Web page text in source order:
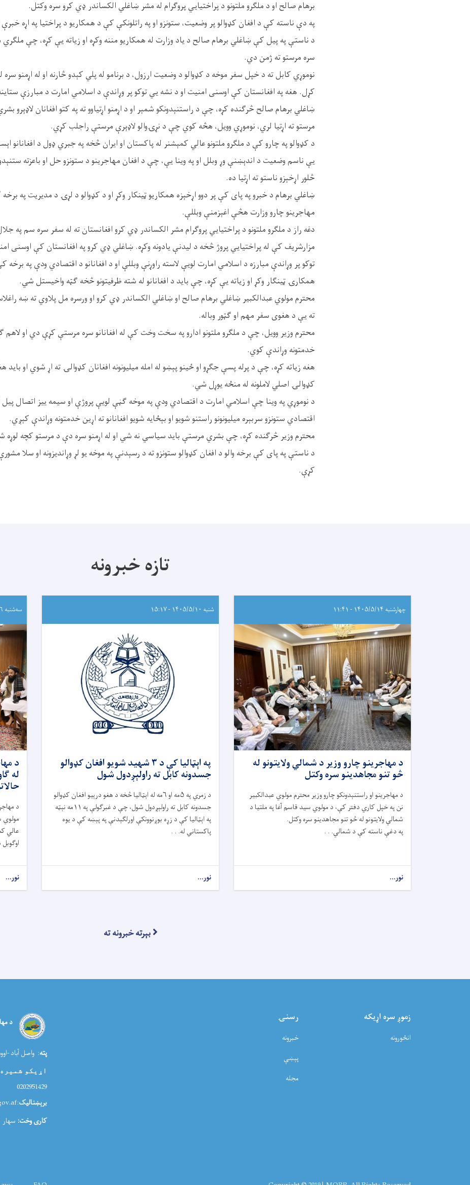
برهام صالح او د ملګرو ملتونو د پراختیايي پروګرام له مشر ښاغلي الکساندر ډي کرو سره وکتل.
په دې ناسته کې د افغان کډوالو پر وضعیت، ستونزو او په راتلونکې کې د همکاریو د پراختیا په اړه
د ناستې په پیل کې ښاغلي برهام صالح د یاد وزارت له همکاریو مننه وکړه او زیاته یې کړه، چې ملګري
سره مرستو ته ژمن دي.
نوموړي کابل ته د خپل سفر موخه د کډوالو د وضعیت ارزول، د برنامو له پلي کېدو څارنه او له اړمنو
کړل. هغه په افغانستان کې اوسنی امنیت او د نشه یي توکو پر وړاندې د اسلامي امارت د مبارزې
ښاغلي برهام صالح څرګنده کړه، چې د راستنېدونکو شمېر او د اړمنو اړتیاوو ته په کتو افغانان لاډېرو
مرستو ته اړتیا لري، نوموړي وویل، هڅه کوي چې د نړۍوالو لاډېرې مرستې راجلب کړي.
د کډوالو په چارو کې د ملګرو ملتونو عالي کمېشنر له پاکستان او ایران څخه په جبري ډول د افغانانو
یې ناسم وضعیت د اندېښنې وړ وبلل او په وینا یې، چې د افغان مهاجرینو د ستونزو حل او باعزته
څلور اړخېزو ناستو ته اړتیا ده.
ښاغلي برهام د خبرو په پای کې پر دوو اړخېزه همکاریو ټینکار وکړ او د کډوالو د لړۍ د مدیریت په
مهاجرینو چارو وزارت هڅې اغېزمنې وبللې.
دغه راز د ملګرو ملتونو د پراختیايي پروګرام مشر الکساندر ډي کرو افغانستان ته له سفر سره سم په
مزارشریف کې له پراختیايي پروژ څخه د لیدنې یادونه وکړه. ښاغلي ډي کرو په افغانستان کې اوسنی
توکو پر وړاندې مبارزه د اسلامي امارت لویې لاسته راوړنې وبللې او د افغانانو د اقتصادي ودې په برخه
همکارۍ ټينګار وکړ او زیاته یې کړه، چې باید د افغانانو له شته ظرفیتونو څخه ګټه واخیستل شي.
محترم مولوي عبدالکبیر ښاغلي برهام صالح او ښاغلي الکساندر ډي کرو او ورسره مل پلاوي ته ښه
ته یې د هغوی سفر مهم او ګټور وباله.
محترم وزیر وویل، چې د ملګرو ملتونو ادارو په سخت وخت کې له افغانانو سره مرستې کړې دي او لاهم
خدمتونه وړاندې کوي.
هغه زیاته کړه، چې د پرله پسې جګړو او ځینو پېښو له امله میلیونونه افغانان کډوالۍ ته اړ شوي او
کډوالۍ اصلي لاملونه له منځه یوړل شي.
د نوموړي په وینا چې اسلامي امارت د اقتصادي ودې په موخه ګڼې لویې پروژې او سیمه ییز اتصال پیل
اقتصادي ستونزو سربېره میلیونونو راستنو شویو او بېځایه شویو افغانانو ته اړین خدمتونه وړاندې کېږي.
محترم وزیر څرګنده کړه، چې بشري مرستې باید سیاسي نه شي او له اړمنو سره دې د مرستو کچه
د ناستې په پای کې برخه والو د افغان کډوالو ستونزو ته د رسېدنې په موخه یو لړ وړاندیزونه او سلا
کړې.
تازه خبرونه
چهارشنبه ۱۴۰۵/۵/۱۴ - ۱۱:۴۱
د مهاجرینو چارو وزیر د شمالي ولایتونو له
څو تنو مجاهدینو سره وکتل
د مهاجرینو او راستنېدونکو چارو وزیر محترم مولوي عبدالکبیر
نن په خپل کاري دفتر کې، د مولوي سید قاسم آغا په ملتیا د
شمالي ولایتونو له څو تنو مجاهدینو سره وکتل.
په دغې ناسته کې د شمالي. . .
نور...
شنبه ۱۴۰۵/۵/۱۰ - ۱۵:۱۷
په اېټالیا کې د ۳ شهید شویو افغان کډوالو
جسدونه کابل ته راولېږدول شول
د زمري په ۵مه او ۶مه له اېټالیا څخه د هغو درېیو افغان کډوالو
جسدونه کابل ته راولېږدول شول، چې د غبرګولې په ۱۱مه نېټه
په اېټالیا کې د زړه بوږنوونکې اورلګېدنې په پېښه کې د یوه
پاکستاني له. . .
نور...
سه‌شنبه ۱۴۰۵/۵/۶ - ۱۵:۲۴
د
له
د
مولوي
عالي
نور...
بېرته خبرونه ته
زموږ سره اړيکه
انځورونه
رسنۍ
خبرونه
پېښې
مجله
د
پته: واصل آباد -
اړیکو شمیره
0202951429
برېښنالیک:media@morr.gov.af
کاری وخت: سهار ۸:۰۰ څځه تر ماپښین ۳:۴۵